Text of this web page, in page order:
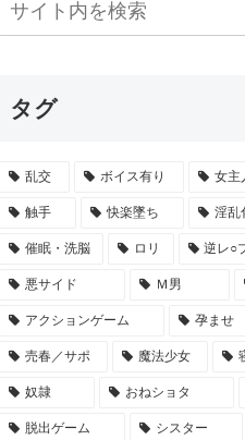
タグ
乱交 ボイス有り 女主
触手 快楽墜ち 淫乱
催眠・洗脳 ロリ 逆レ○
悪サイド Ｍ男
アクションゲーム 孕ませ
売春／サポ 魔法少女
奴隷 おねショタ
脱出ゲーム シスター